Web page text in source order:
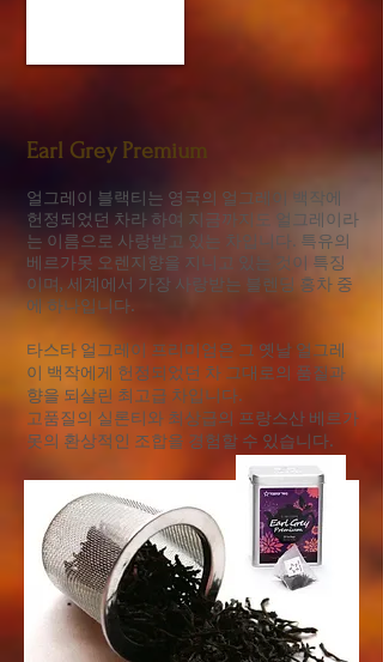
Earl Grey Premium
얼그레이 블랙티는 영국의 얼그레이 백작에
헌정되었던 차라 하여 지금까지도 얼그레이라
는 이름으로 사랑받고 있는 차입니다. 특유의
베르가못 오렌지향을 지니고 있는 것이 특징
이며, 세계에서 가장 사랑받는 블렌딩 홍차 중
에 하나입니다.
타스타 얼그레이 프리미엄은 그 옛날 얼그레
이 백작에게 헌정되었던 차 그대로의 품질과
향을 되살린 최고급 차입니다.
고품질의 실론티와 최상급의 프랑스산 베르가
못의 환상적인 조합을 경험할 수 있습니다.